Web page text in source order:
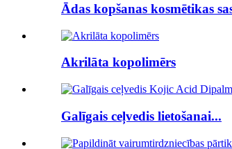
Ādas kopšanas kosmētikas
Akrilāta kopolimērs
Galīgais ceļvedis lietošanai...